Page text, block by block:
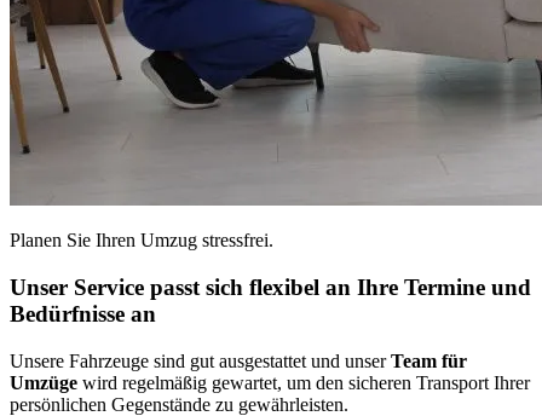
Planen Sie Ihren Umzug stressfrei.
Unser Service passt sich flexibel an Ihre Termine und
Bedürfnisse an
Unsere Fahrzeuge sind gut ausgestattet und unserTeam für
Umzüge wird regelmäßig gewartet, um den sicheren Transport Ihrer
persönlichen Gegenstände zu gewährleisten.